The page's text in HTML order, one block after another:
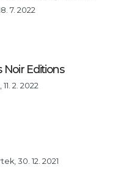
7. 2022
Noir Editions
2. 2022
30. 12. 2021